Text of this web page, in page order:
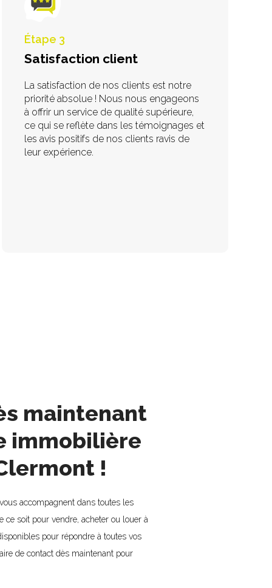
Étape 3
Satisfaction client
La satisfaction de nos clients est notre
priorité absolue ! Nous nous engageons
à offrir un service de qualité supérieure,
ce qui se reflète dans les témoignages et
les avis positifs de nos clients ravis de
leur expérience.
maintenant
immobilière
!
accompagnent dans toutes les
ce soit pour vendre, acheter ou louer à
pour répondre à toutes vos
de contact dès maintenant pour